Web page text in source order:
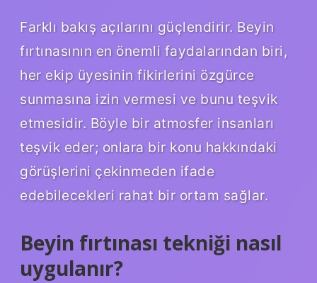
Farklı bakış açılarını güçlendirir. Beyin
fırtınasının en önemli faydalarından biri,
her ekip üyesinin fikirlerini özgürce
sunmasına izin vermesi ve bunu teşvik
etmesidir. Böyle bir atmosfer insanları
teşvik eder; onlara bir konu hakkındaki
görüşlerini çekinmeden ifade
edebilecekleri rahat bir ortam sağlar.
Beyin fırtınası tekniği nasıl
uygulanır?